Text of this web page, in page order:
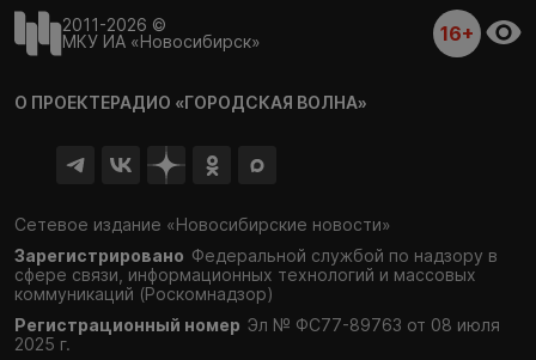
2011-2026 ©
МКУ ИА «Новосибирск»
16+
О ПРОЕКТЕРАДИО «ГОРОДСКАЯ ВОЛНА»
Сетевое издание «Новосибирские новости»
Зарегистрировано Федеральной службой по надзору в
сфере связи, информационных технологий и массовых
коммуникаций (Роскомнадзор)
Регистрационный номер Эл № ФС77-89763 от 08 июля
2025 г.